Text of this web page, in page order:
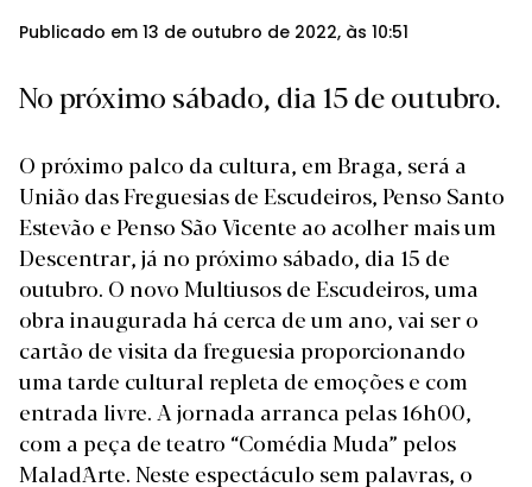
Publicado em 13 de outubro de 2022, às 10:51
No próximo sábado, dia 15 de outubro.
O próximo palco da cultura, em Braga, será a
União das Freguesias de Escudeiros, Penso Santo
Estevão e Penso São Vicente ao acolher mais um
Descentrar, já no próximo sábado, dia 15 de
outubro. O novo Multiusos de Escudeiros, uma
obra inaugurada há cerca de um ano, vai ser o
cartão de visita da freguesia proporcionando
uma tarde cultural repleta de emoções e com
entrada livre. A jornada arranca pelas 16h00,
com a peça de teatro “Comédia Muda” pelos
Malad´Arte. Neste espectáculo sem palavras, o